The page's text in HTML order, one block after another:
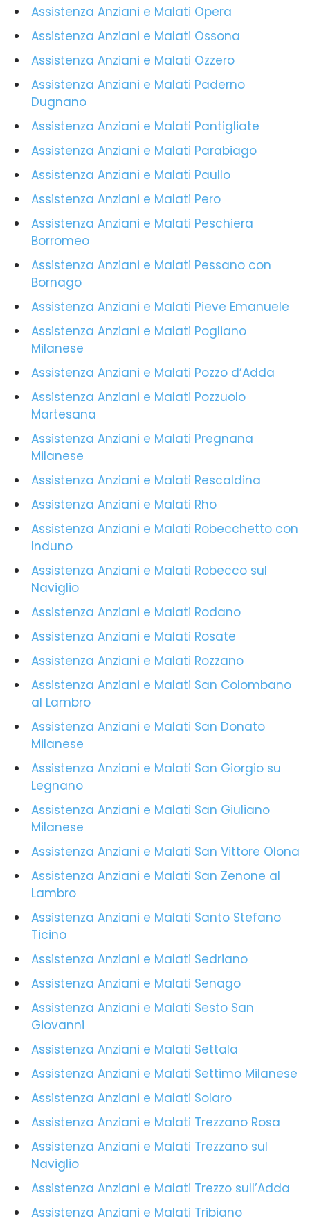
Assistenza Anziani e Malati Opera
Assistenza Anziani e Malati Ossona
Assistenza Anziani e Malati Ozzero
Assistenza Anziani e Malati Paderno
Dugnano
Assistenza Anziani e Malati Pantigliate
Assistenza Anziani e Malati Parabiago
Assistenza Anziani e Malati Paullo
Assistenza Anziani e Malati Pero
Assistenza Anziani e Malati Peschiera
Borromeo
Assistenza Anziani e Malati Pessano con
Bornago
Assistenza Anziani e Malati Pieve Emanuele
Assistenza Anziani e Malati Pogliano
Milanese
Assistenza Anziani e Malati Pozzo d’Adda
Assistenza Anziani e Malati Pozzuolo
Martesana
Assistenza Anziani e Malati Pregnana
Milanese
Assistenza Anziani e Malati Rescaldina
Assistenza Anziani e Malati Rho
Assistenza Anziani e Malati Robecchetto con
Induno
Assistenza Anziani e Malati Robecco sul
Naviglio
Assistenza Anziani e Malati Rodano
Assistenza Anziani e Malati Rosate
Assistenza Anziani e Malati Rozzano
Assistenza Anziani e Malati San Colombano
al Lambro
Assistenza Anziani e Malati San Donato
Milanese
Assistenza Anziani e Malati San Giorgio su
Legnano
Assistenza Anziani e Malati San Giuliano
Milanese
Assistenza Anziani e Malati San Vittore Olona
Assistenza Anziani e Malati San Zenone al
Lambro
Assistenza Anziani e Malati Santo Stefano
Ticino
Assistenza Anziani e Malati Sedriano
Assistenza Anziani e Malati Senago
Assistenza Anziani e Malati Sesto San
Giovanni
Assistenza Anziani e Malati Settala
Assistenza Anziani e Malati Settimo Milanese
Assistenza Anziani e Malati Solaro
Assistenza Anziani e Malati Trezzano Rosa
Assistenza Anziani e Malati Trezzano sul
Naviglio
Assistenza Anziani e Malati Trezzo sull’Adda
Assistenza Anziani e Malati Tribiano